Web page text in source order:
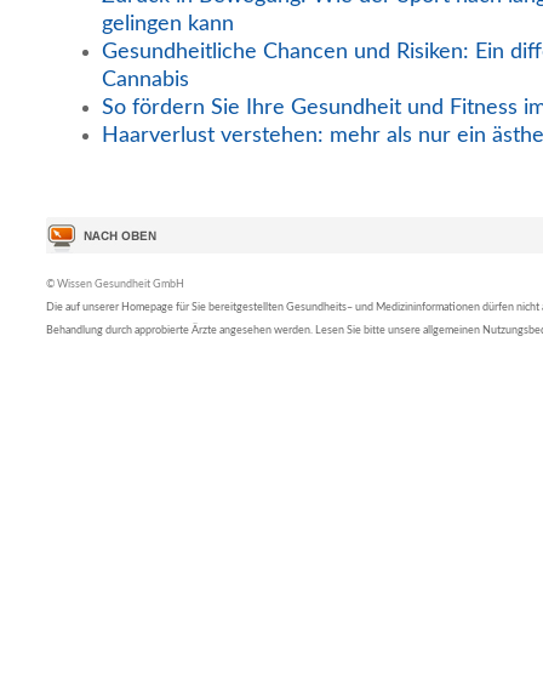
gelingen kann
Gesundheitliche Chancen und Risiken: Ein
Cannabis
So fördern Sie Ihre Gesundheit und Fitness
Haarverlust verstehen: mehr als nur ein
© Wissen Gesundheit GmbH
Die auf unserer Homepage für Sie bereitgestellten Gesundheits– und Medizininformationen dürfen nicht
Behandlung durch approbierte Ärzte angesehen werden. Lesen Sie bitte unsere allgemeinen